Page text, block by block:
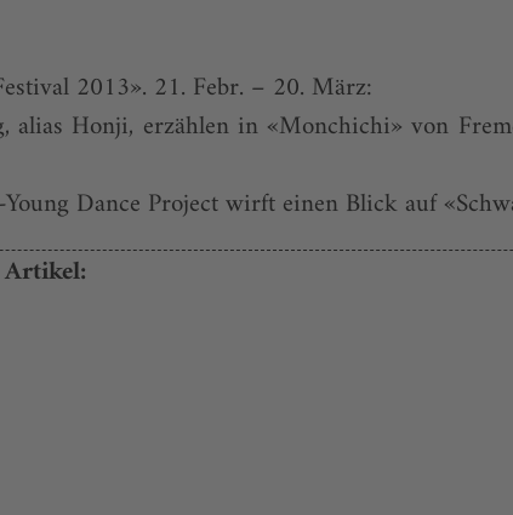
2013». 21. Febr. – 20. März:
alias Honji, erzählen in «Monchichi» von
Dance Project wirft einen Blick auf